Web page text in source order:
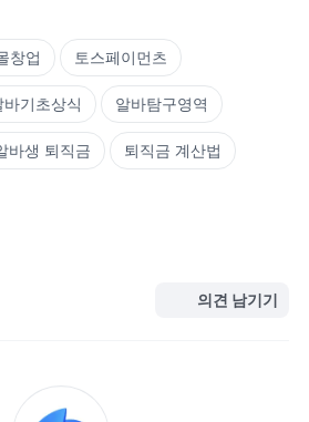
창업 토스페이먼츠
바기초상식 알바탐구영역
바생 퇴직금 퇴직금 계산법
의견 남기기